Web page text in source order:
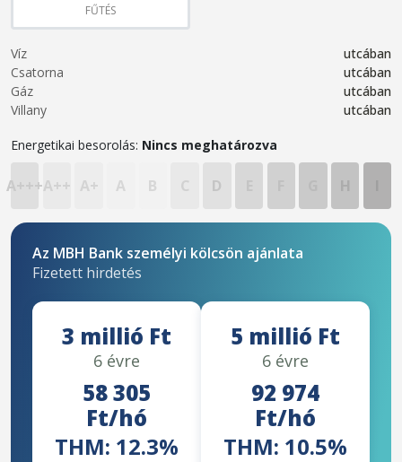
FŰTÉS
Víz
utcában
Csatorna
utcában
Gáz
utcában
Villany
utcában
Energetikai besorolás: Nincs meghatározva
A+++A++ A+ A B C D
Az MBH Bank személyi kölcsön ajánlata
Fizetett hirdetés
3 millió Ft
6 évre
58 305
Ft/hó
THM: 12.3%
5 millió Ft
6 évre
92 974
Ft/hó
THM: 10.5%